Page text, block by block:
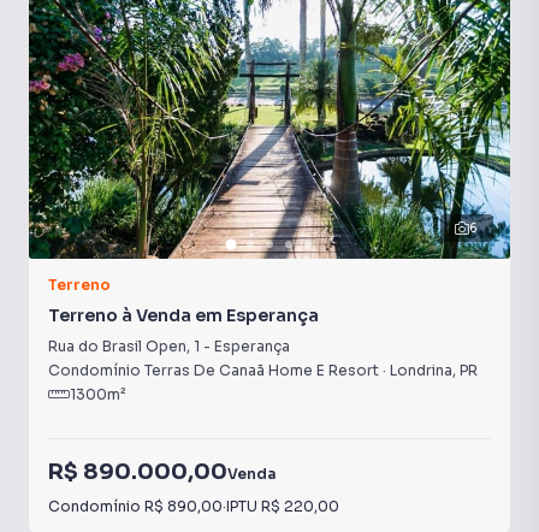
6
Terreno
Terreno à Venda em Esperança
Rua do Brasil Open, 1 - Esperança
Condomínio Terras De Canaã Home E Resort · Londrina, PR
1300m²
R$ 890.000,00Venda
Condomínio R$ 890,00·IPTU R$ 220,00